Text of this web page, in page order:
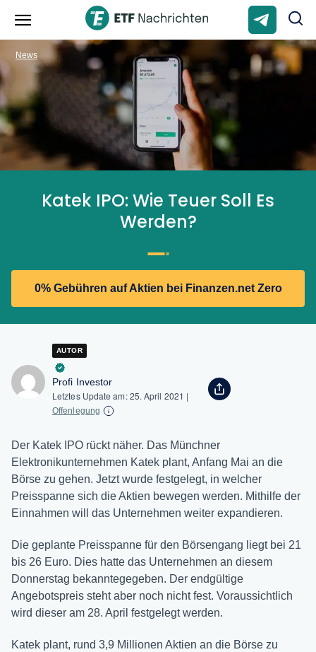
Katek IPO: Wie Teuer Soll Es
Werden?
0% Gebühren auf Aktien bei Finanzen.net Zero
News
AUTOR
Profi Investor
Letztes Update am:25. April 2021 |
Offenlegung
Der Katek IPO rückt näher. Das Münchner
Elektronikunternehmen Katek plant, Anfang Mai an die
Börse zu gehen. Jetzt wurde festgelegt, in welcher
Preisspanne sich die Aktien bewegen werden. Mithilfe der
Einnahmen will das Unternehmen weiter expandieren.
Die geplante Preisspanne für den Börsengang liegt bei 21
bis 26 Euro. Dies hatte das Unternehmen an diesem
Donnerstag bekanntegegeben. Der endgültige
Angebotspreis steht aber noch nicht fest. Voraussichtlich
wird dieser am 28. April festgelegt werden.
Katek plant, rund 3,9 Millionen Aktien an die Börse zu